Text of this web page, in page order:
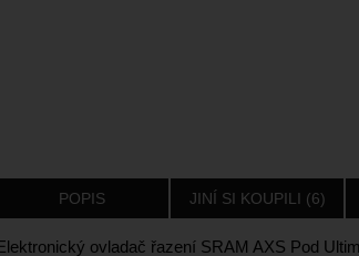
POPIS JINÍ SI KOUPILI (6)
ovladač řazení SRAM AXS Pod